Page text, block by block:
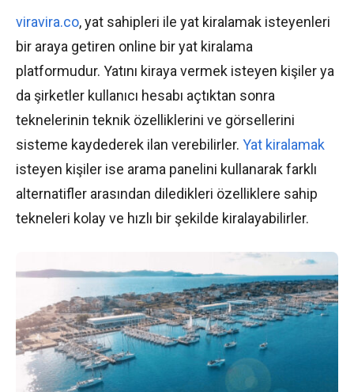
viravira.co, yat sahipleri ile yat kiralamak isteyenleri
bir araya getiren online bir yat kiralama
platformudur. Yatını kiraya vermek isteyen kişiler ya
da şirketler kullanıcı hesabı açtıktan sonra
teknelerinin teknik özelliklerini ve görsellerini
sisteme kaydederek ilan verebilirler. Yat kiralamak
isteyen kişiler ise arama panelini kullanarak farklı
alternatifler arasından diledikleri özelliklere sahip
tekneleri kolay ve hızlı bir şekilde kiralayabilirler.